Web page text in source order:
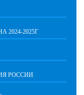
2025Г
РОССИИ